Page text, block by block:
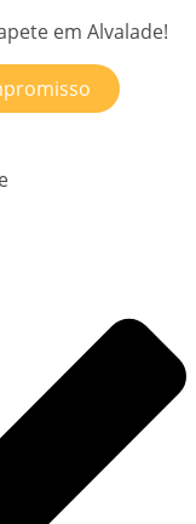
em Alvalade!